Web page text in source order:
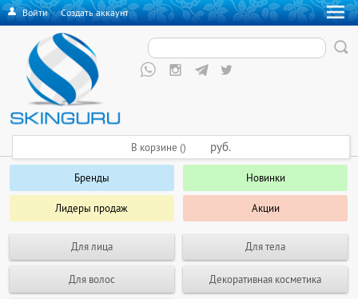
Войти·Создать аккаунт
Бренды Новинки
Лидеры продаж Акции
Для лица Для тела
Для волос Декоративная косметика
В корзине () руб.